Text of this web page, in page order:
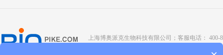
上海博奥派克生物科技有限公司；客服电话： 400-
京ICP备